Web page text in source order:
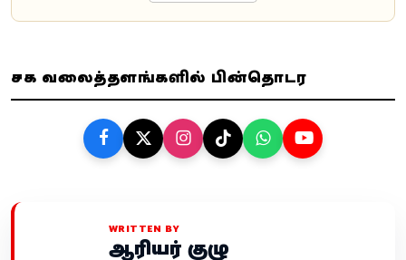
சமூக வலைத்தளங்களில் பின்தொடர
WRITTEN BY
ஆசிரியர் குழு